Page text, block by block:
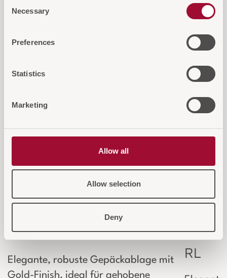
Selection
Necessary
Preferences
Statistics
Marketing
Allow all
Allow selection
Deny
Diese Artikel könnten Sie auch
Kreuzer Kofferbock Gold
Elegante, robuste Gepäckablage mit
Gold-Finish, ideal für gehobene
RL